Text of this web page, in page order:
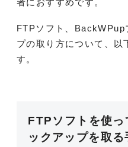
FTPソフト、BackWPup
プの取り方について、以
す。
FTPソフトを使
ックアップを取る